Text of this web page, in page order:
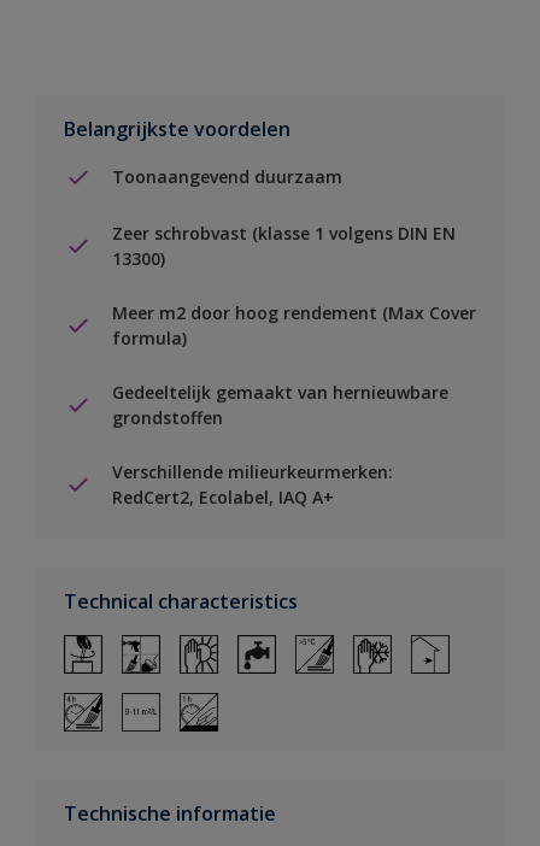
Belangrijkste voordelen
Toonaangevend duurzaam
Zeer schrobvast (klasse 1 volgens DIN EN
13300)
Meer m2 door hoog rendement (Max Cover
formula)
Gedeeltelijk gemaakt van hernieuwbare
grondstoffen
Verschillende milieurkeurmerken:
RedCert2, Ecolabel, IAQ A+
Technical characteristics
Technische informatie